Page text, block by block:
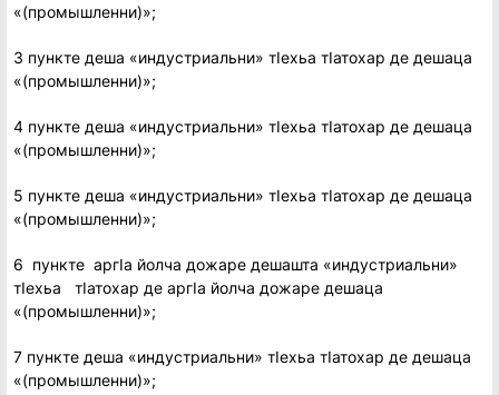
«(промышленни)»;
3 пункте деша «индустриальни» тIехьа тIатохар де дешаца
«(промышленни)»;
4 пункте деша «индустриальни» тIехьа тIатохар де дешаца
«(промышленни)»;
5 пункте деша «индустриальни» тIехьа тIатохар де дешаца
«(промышленни)»;
6 пункте аргIа йолча дожаре дешашта «индустриальни»
тIехьа тIатохар де аргIа йолча дожаре дешаца
«(промышленни)»;
7 пункте деша «индустриальни» тIехьа тIатохар де дешаца
«(промышленни)»;